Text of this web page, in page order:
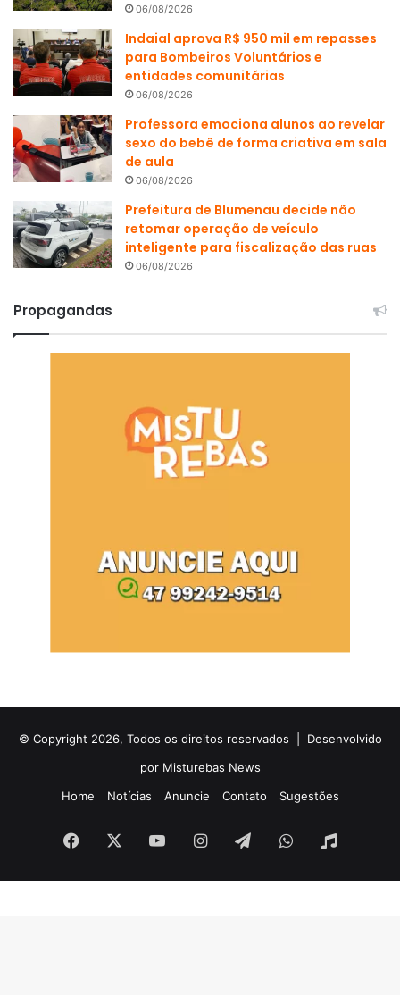
06/08/2026
Indaial aprova R$ 950 mil em repasses
para Bombeiros Voluntários e
entidades comunitárias
06/08/2026
Professora emociona alunos ao revelar
sexo do bebê de forma criativa em sala
de aula
06/08/2026
Prefeitura de Blumenau decide não
retomar operação de veículo
inteligente para fiscalização das ruas
06/08/2026
Propagandas
© Copyright 2026, Todos os direitos reservados | Desenvolvido
por Misturebas News
Home
Notícias Anuncie Contato Sugestões
Facebook YouTubeInstagramTelegramWhatsApp